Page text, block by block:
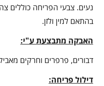
נעים. צבעי הפריחה כוללים
בהתאם למין ולזן.
האבקה מתבצעת ע"י:
דבורים, פרפרים וחרקים
דילול פריחה: